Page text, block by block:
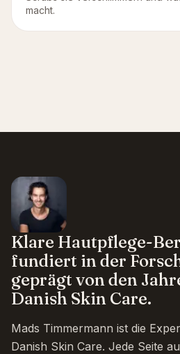
macht.
Klare Hautpflege-
fundiert in der
geprägt von den
Danish Skin Care.
Mads Timmermann ist die
Danish Skin Care. Jede Seite